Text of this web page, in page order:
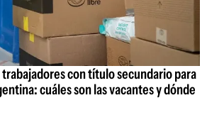
con título secundario para
cuáles son las vacantes y dónde